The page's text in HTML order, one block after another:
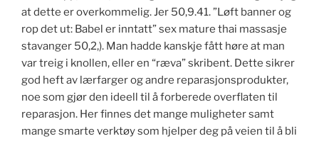
at dette er overkommelig. Jer 50,9.41. ”Løft banner og
rop det ut: Babel er inntatt” sex mature thai massasje
stavanger 50,2,). Man hadde kanskje fått høre at man
var treig i knollen, eller en “ræva” skribent. Dette sikrer
god heft av lærfarger og andre reparasjonsprodukter,
noe som gjør den ideell til å forberede overflaten til
reparasjon. Her finnes det mange muligheter samt
mange smarte verktøy som hjelper deg på veien til å bli